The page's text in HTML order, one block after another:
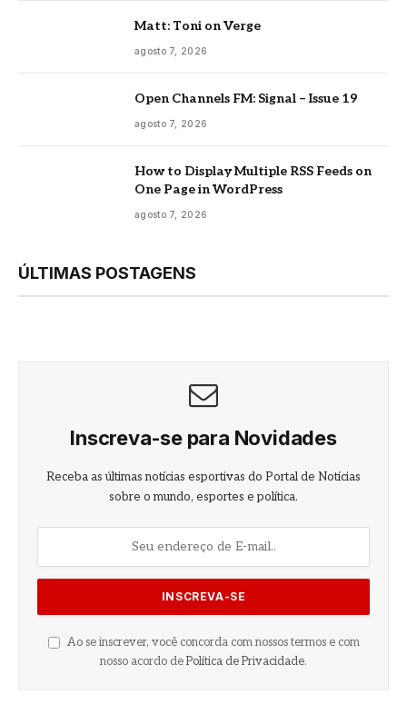
Matt: Toni on Verge
agosto 7, 2026
Open Channels FM: Signal – Issue 19
agosto 7, 2026
How to Display Multiple RSS Feeds on
One Page in WordPress
agosto 7, 2026
ÚLTIMAS POSTAGENS
Inscreva-se para Novidades
Receba as últimas notícias esportivas do Portal de Notícias
sobre o mundo, esportes e política.
Ao se inscrever, você concorda com nossos termos e com
nosso acordo de Política de Privacidade.